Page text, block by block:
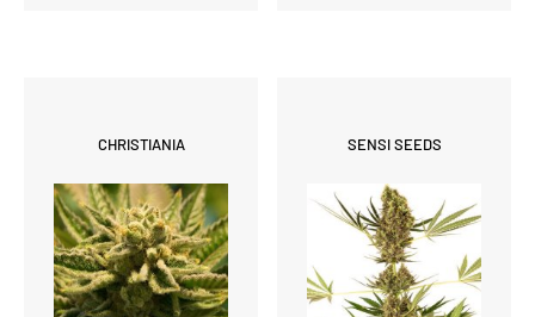
CHRISTIANIA SENSI SEEDS